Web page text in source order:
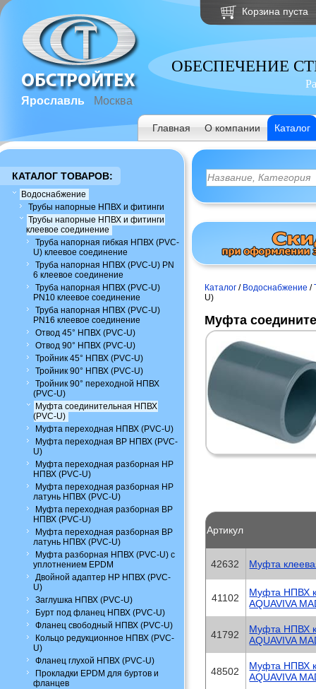
Ярославль Москва
Корзина пуста
ОБЕСПЕЧЕНИЕ
Главная О компании Каталог
КАТАЛОГ ТОВАРОВ:
Водоснабжение
Трубы напорные НПВХ и фитинги
Трубы напорные НПВХ и фитинги
клеевое соединение
Труба напорная гибкая НПВХ (PVC-
U) клеевое соединение
Труба напорная НПВХ (PVC-U) PN
6 клеевое соединение
Труба напорная НПВХ (PVC-U)
PN10 клеевое соединение
Труба напорная НПВХ (PVC-U)
PN16 клеевое соединение
Отвод 45° НПВХ (PVC-U)
Отвод 90° НПВХ (PVC-U)
Тройник 45° НПВХ (PVC-U)
Тройник 90° НПВХ (PVC-U)
Тройник 90° переходной НПВХ
(PVC-U)
Муфта соединительная НПВХ
(PVC-U)
Муфта переходная НПВХ (PVC-U)
Муфта переходная ВР НПВХ (PVC-
U)
Муфта переходная разборная НР
НПВХ (PVC-U)
Муфта переходная разборная НР
латунь НПВХ (PVC-U)
Муфта переходная разборная ВР
НПВХ (PVC-U)
Муфта переходная разборная ВР
латунь НПВХ (PVC-U)
Муфта разборная НПВХ (PVC-U) с
уплотнением EPDM
Двойной адаптер НР НПВХ (PVC-
U)
Заглушка НПВХ (PVC-U)
Бурт под фланец НПВХ (PVC-U)
Фланец свободный НПВХ (PVC-U)
Кольцо редукционное НПВХ (PVC-
U)
Фланец глухой НПВХ (PVC-U)
Прокладки EPDM для буртов и
фланцев
Каталог / Водоснабжение /
U)
Муфта
Артикул
42632 Муфта
41102
Муфта НПВХ
AQUAVIVA
41792
Муфта НПВХ
AQUAVIVA
48502
Муфта НПВХ
AQUAVIVA